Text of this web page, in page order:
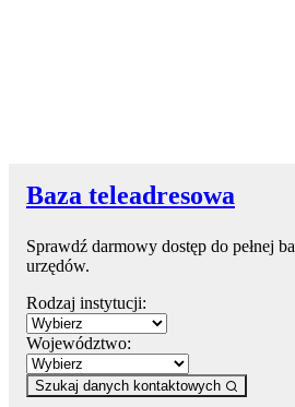
Baza teleadresowa
Sprawdź darmowy dostęp do pełnej
urzędów.
Rodzaj instytucji:
Województwo:
Szukaj danych kontaktowych